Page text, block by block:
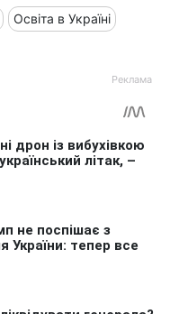
Освіта в Україні